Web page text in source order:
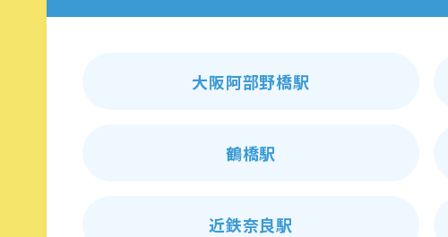
大阪阿部野橋駅
鶴橋駅
近鉄奈良駅